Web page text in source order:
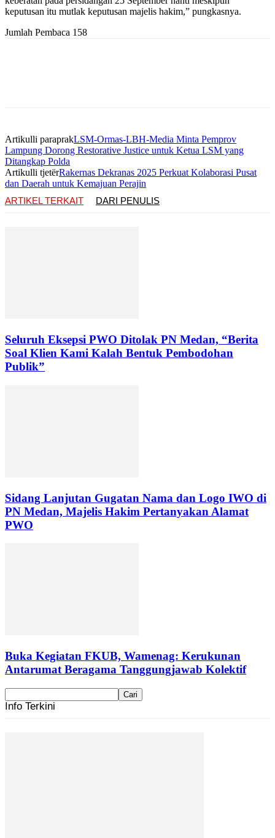
keputusan itu mutlak keputusan majelis hakim,” pungkasnya.
Jumlah Pembaca 158
Artikulli paraprakLSM-Ormas-LBH-Media Minta Pemprov
Lampung Dorong Restorative Justice untuk Ketua LSM yang
Ditangkap Polda
Artikulli tjetërRakernas Dekranas 2025 Perkuat Kolaborasi Pusat
dan Daerah untuk Kemajuan Perajin
ARTIKEL TERKAIT
DARI PENULIS
Seluruh Eksepsi PWO Ditolak PN Medan, “Berita
Soal Klien Kami Kalah Bentuk Pembodohan
Publik”
Sidang Lanjutan Gugatan Nama dan Logo IWO di
PN Medan, Majelis Hakim Pertanyakan Alamat
PWO
Buka Kegiatan FKUB, Wamenag: Kerukunan
Antarumat Beragama Tanggungjawab Kolektif
Info Terkini